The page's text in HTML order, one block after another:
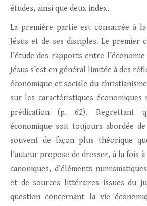
études, ainsi que deux index.
La première partie est consacrée à
Jésus et de ses disciples. Le premier
l’étude des rapports entre
Jésus s’est en général limitée à des
économique et sociale du
sur les caractéristiques économiques
prédication (p. 62). Regrettant
économique soit toujours abordée
souvent de façon plus théorique
l’auteur propose de dresser, à la fois
canoniques, d’éléments
et de sources littéraires issues du
question concernant la vie